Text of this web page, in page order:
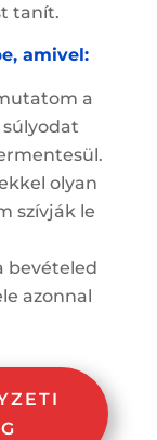
tanít.
amivel:
a
olyan
szívják le
bevételed
azonnal